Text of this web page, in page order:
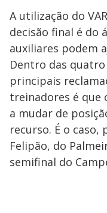
A utilização do
decisão final é do
auxiliares podem
Dentro das
principais
treinadores é que
a mudar de
recurso. É o
Felipão, do
semifinal do